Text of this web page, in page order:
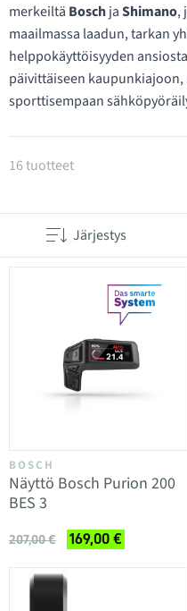
merkeiltä BoschjaShimano,
maailmassa laadun, tarkan
helppokäyttöisyyden
päivittäiseen
sporttisempaan
Tuotteet kategoriassa
16 tuotteet
Järjestys
BOSCH
Näyttö Bosch Purion 200
BES 3
207,00 € 169,00 €